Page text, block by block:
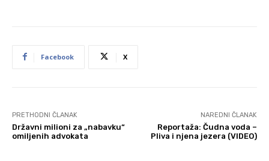
Facebook X
PRETHODNI ČLANAK
Državni milioni za „nabavku“
omiljenih advokata
NAREDNI ČLANAK
Reportaža: Čudna voda –
Pliva i njena jezera (VIDEO)